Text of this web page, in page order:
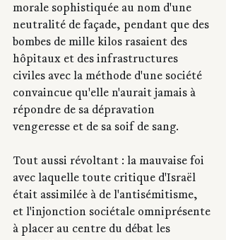
morale sophistiquée au nom d'une
neutralité de façade, pendant que des
bombes de mille kilos rasaient des
hôpitaux et des infrastructures
civiles avec la méthode d'une société
convaincue qu'elle n'aurait jamais à
répondre de sa dépravation
vengeresse et de sa soif de sang.
Tout aussi révoltant : la mauvaise foi
avec laquelle toute critique d'Israël
était assimilée à de l'antisémitisme,
et l'injonction sociétale omniprésente
à placer au centre du débat les